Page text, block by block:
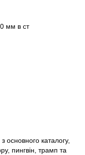
мм в ст
основного каталогу,
пингвін, трамп та